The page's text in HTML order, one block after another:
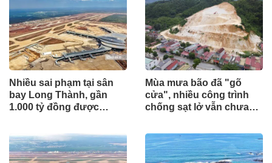
Nhiều sai phạm tại sân
bay Long Thành, gần
1.000 tỷ đồng được
Mùa mưa bão đã "gõ
cửa", nhiều công trình
chống sạt lở vẫn chưa